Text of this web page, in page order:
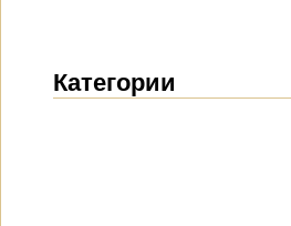
Категории